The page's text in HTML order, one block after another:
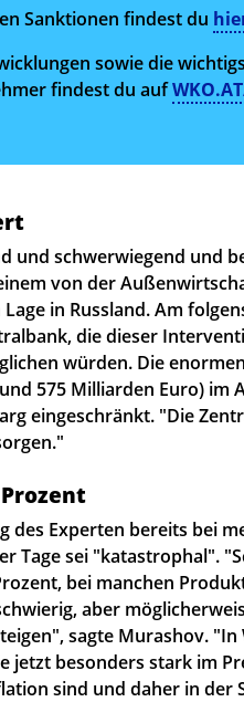
Sanktionen findest du
sowie die
findest du auf
und schwerwiegend und
von der
in Russland. Am
die dieser
würden. Die
575 Milliarden Euro) im
eingeschränkt. "Die
Experten bereits bei
Tage sei "katastrophal".
bei manchen
aber
sagte Murashov.
jetzt besonders stark im
sind und daher in der